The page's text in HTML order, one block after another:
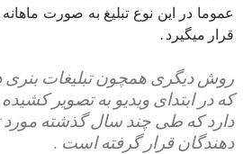
عموما در این نوع تبلیغ به صورت
قرار میگیرد .
روش دیگری همچون تبلیغات بنری
که در ابتدای ویدیو به تصویر
دارد که طی چند سال گذشته مورد
دهندگان قرار گرفته است .